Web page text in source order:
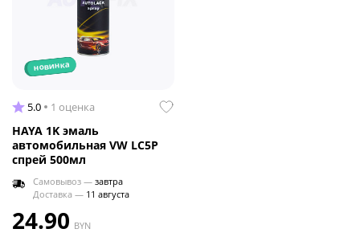
новинка
5.0 1 оценка
HAYA 1K эмаль
автомобильная VW LC5P
спрей 500мл
Самовывоз — завтра
Доставка — 11 августа
24.90 BYN